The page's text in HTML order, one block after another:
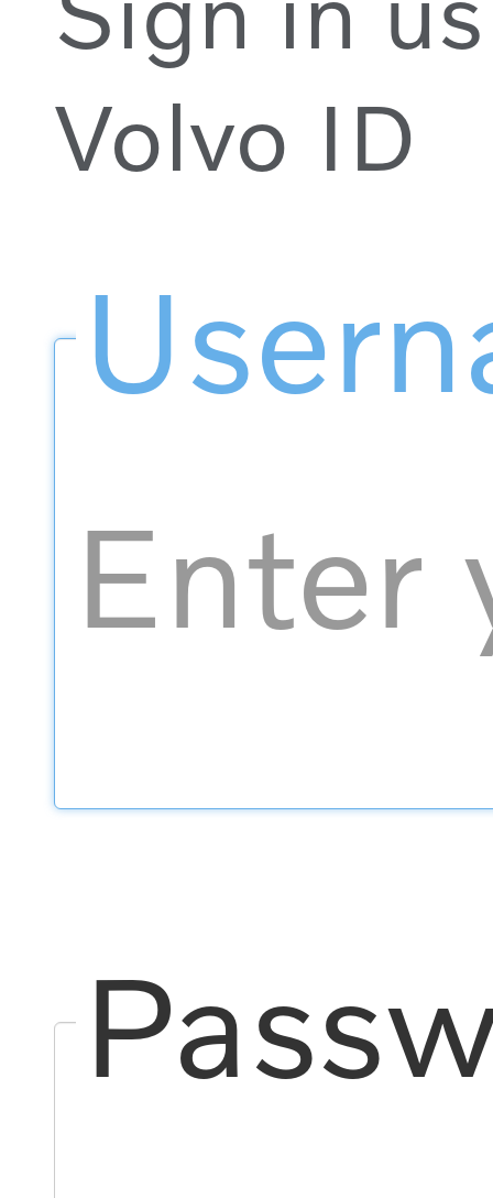
Volvo ID